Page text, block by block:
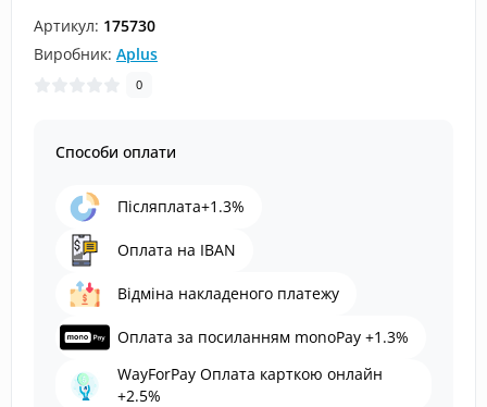
Артикул: 175730
Виробник: Aplus
0
Способи оплати
Післяплата+1.3%
Оплата на IBAN
Відміна накладеного платежу
Оплата за посиланням monoPay +1.3%
WayForPay Оплата карткою онлайн
+2.5%